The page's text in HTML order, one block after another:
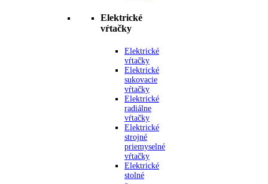
Elektrické
vŕtačky
Elektrické
vŕtačky
Elektrické
sukovacie
vŕtačky
Elektrické
radiálne
vŕtačky
Elektrické
strojné
priemyselné
vŕtačky
Elektrické
stolné